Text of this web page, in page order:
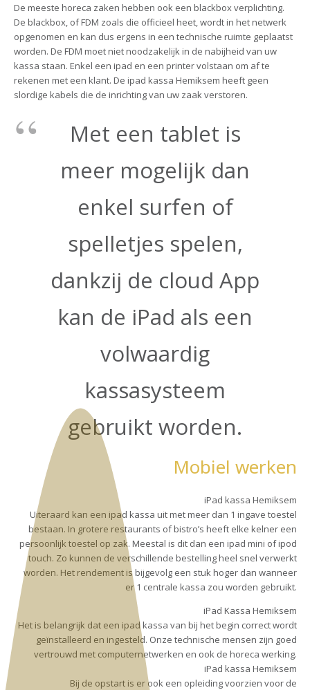
De meeste horeca zaken hebben ook een blackbox verplichting.
De blackbox, of FDM zoals die officieel heet, wordt in het netwerk
opgenomen en kan dus ergens in een technische ruimte geplaatst
worden. De FDM moet niet noodzakelijk in de nabijheid van uw
kassa staan. Enkel een ipad en een printer volstaan om af te
rekenen met een klant. De ipad kassa Hemiksem heeft geen
slordige kabels die de inrichting van uw zaak verstoren.
Met een tablet is
meer mogelijk dan
enkel surfen of
spelletjes spelen,
dankzij de cloud App
kan de iPad als een
volwaardig
kassasysteem
gebruikt worden.
Mobiel werken
iPad kassa Hemiksem
Uiteraard kan een ipad kassa uit met meer dan 1 ingave toestel
bestaan. In grotere restaurants of bistro’s heeft elke kelner een
persoonlijk toestel op zak. Meestal is dit dan een ipad mini of ipod
touch. Zo kunnen de verschillende bestelling heel snel verwerkt
worden. Het rendement is bijgevolg een stuk hoger dan wanneer
er 1 centrale kassa zou worden gebruikt.
iPad Kassa Hemiksem
Het is belangrijk dat een ipad kassa van bij het begin correct wordt
geïnstalleerd en ingesteld. Onze technische mensen zijn goed
vertrouwd met computernetwerken en ook de horeca werking.
iPad kassa Hemiksem
Bij de opstart is er ook een opleiding voorzien voor de